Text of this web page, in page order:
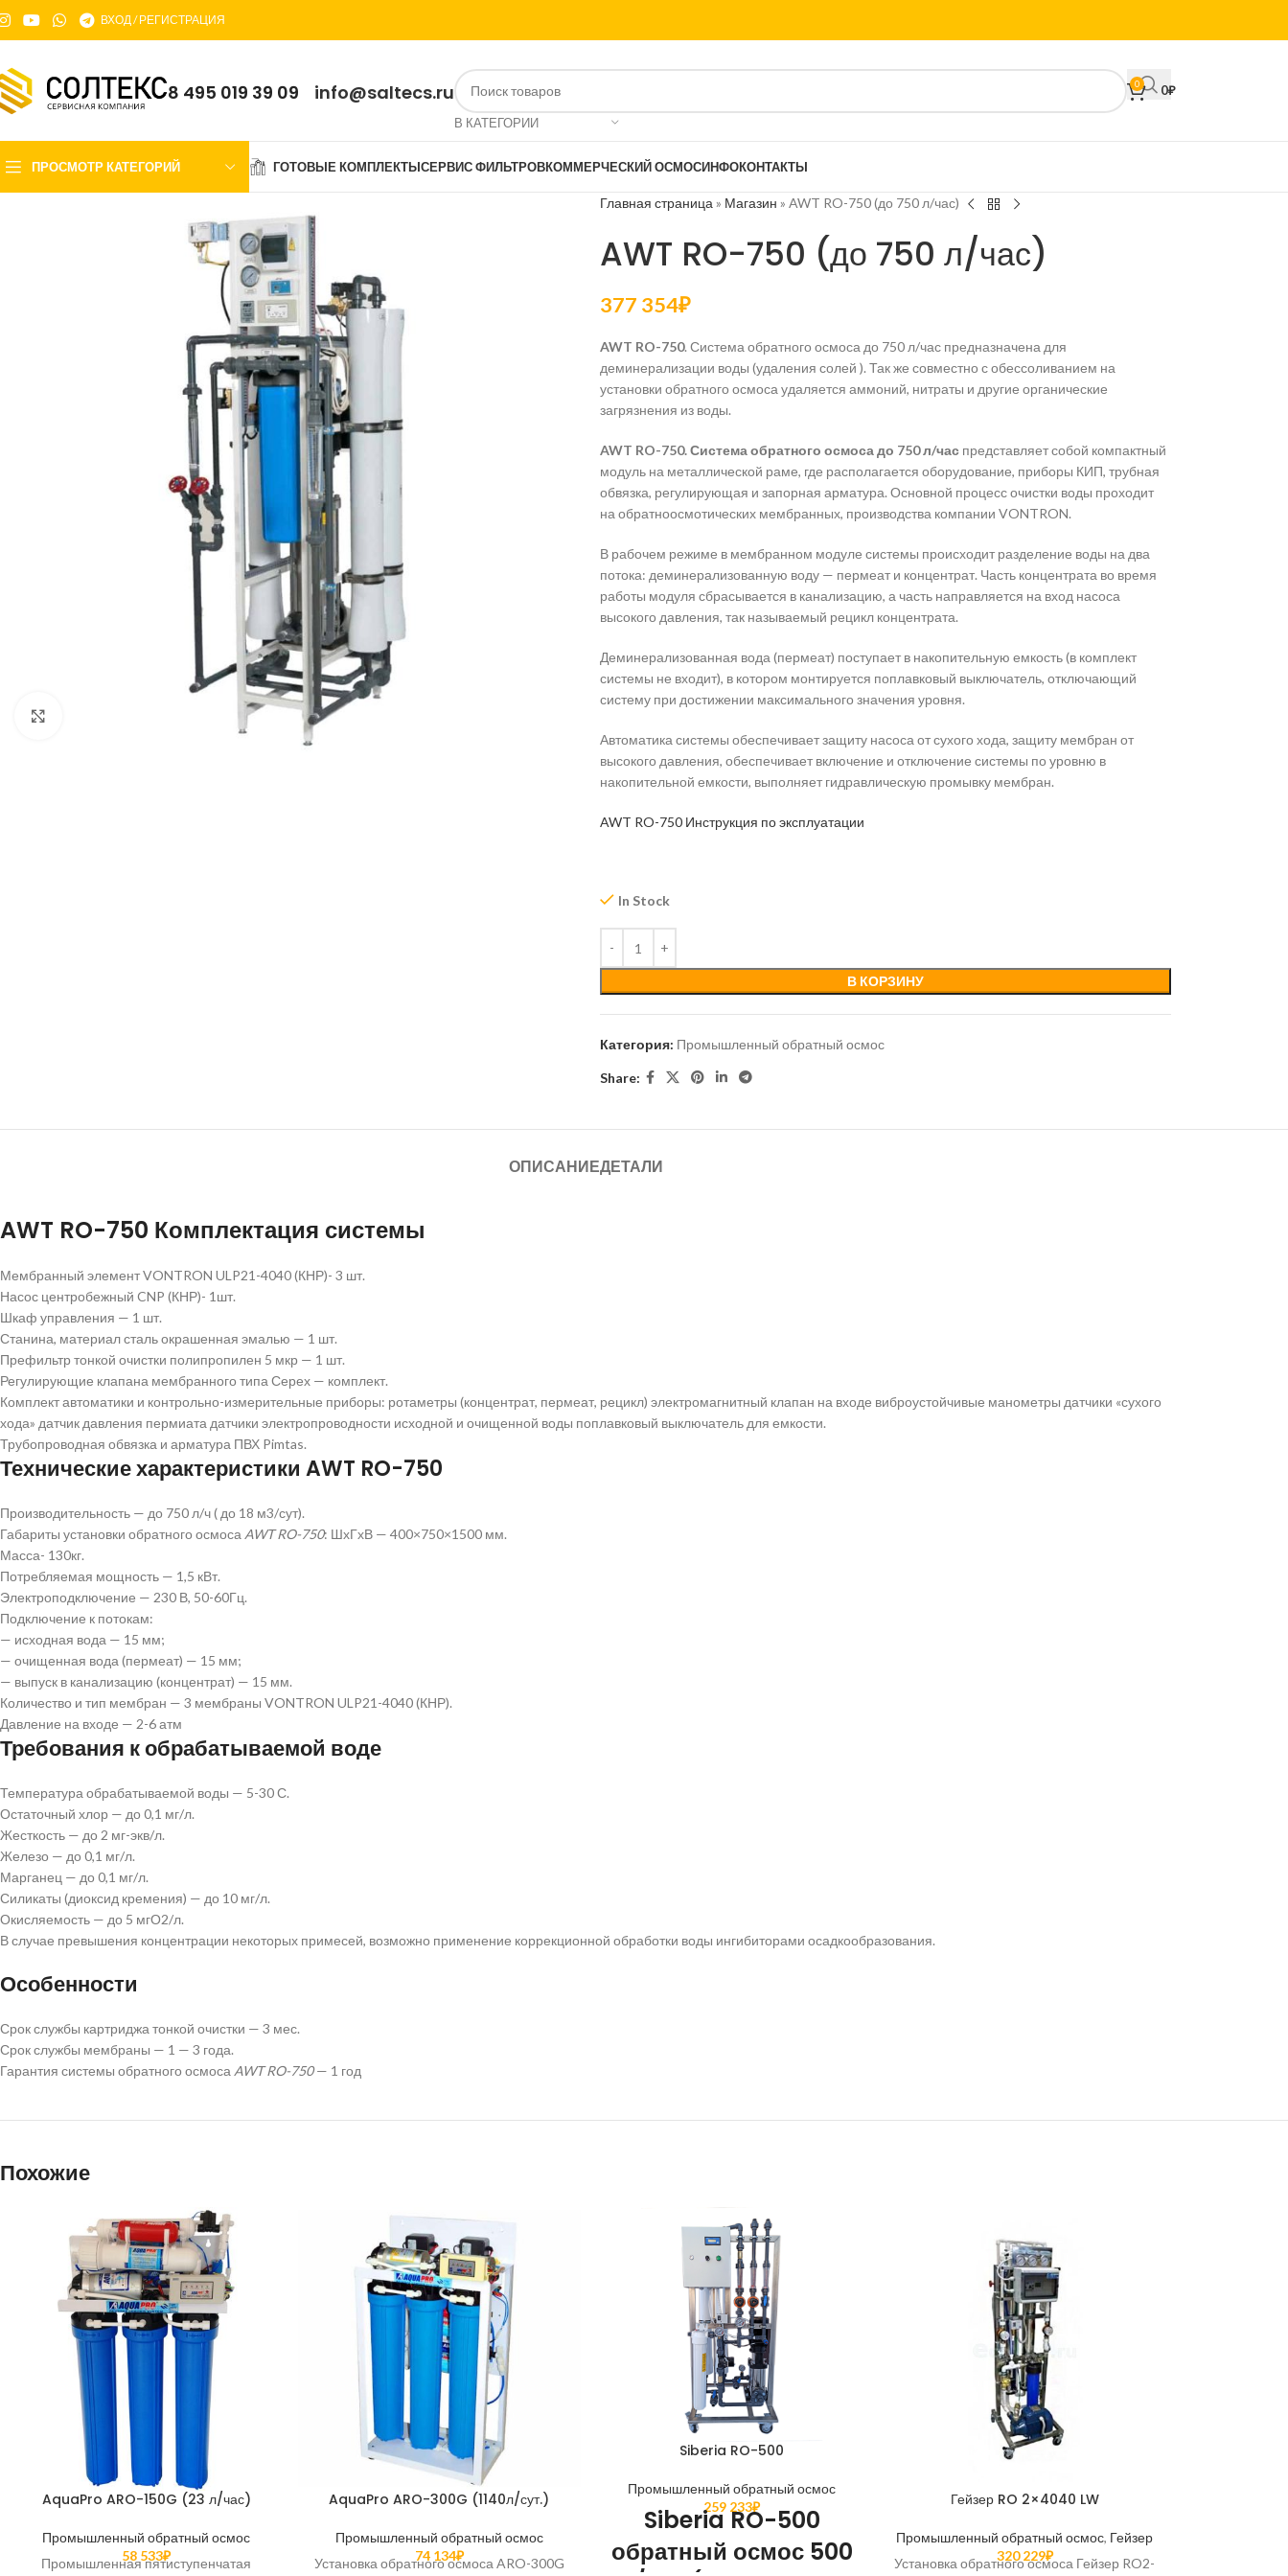
ВХОД / РЕГИСТРАЦИЯ
8 495 019 39 09 info@saltecs.ru
В КАТЕГОРИИ
0 0₽
ПРОСМОТР КАТЕГОРИЙ ГОТОВЫЕ КОМПЛЕКТЫСЕРВИС ФИЛЬТРОВКОММЕРЧЕСКИЙ ОСМОСИНФОКОНТАКТЫ
Главная страница » Магазин » AWT RO-750 (до 750 л/час)
AWT RO-750 (до 750 л/час)
377 354₽
AWT RO-750. Система обратного осмоса до 750 л/час предназначена для
деминерализации воды (удаления солей ). Так же совместно с обессоливанием на
установки обратного осмоса удаляется аммоний, нитраты и другие органические
загрязнения из воды.
AWT RO-750. Система обратного осмоса до 750 л/часпредставляет собой компактный
модуль на металлической раме, где располагается оборудование, приборы КИП, трубная
обвязка, регулирующая и запорная арматура. Основной процесс очистки воды проходит
на обратноосмотических мембранных, производства компании VONTRON.
В рабочем режиме в мембранном модуле системы происходит разделение воды на два
потока: деминерализованную воду — пермеат и концентрат. Часть концентрата во время
работы модуля сбрасывается в канализацию, а часть направляется на вход насоса
высокого давления, так называемый рецикл концентрата.
Деминерализованная вода (пермеат) поступает в накопительную емкость (в комплект
системы не входит), в котором монтируется поплавковый выключатель, отключающий
систему при достижении максимального значения уровня.
Автоматика системы обеспечивает защиту насоса от сухого хода, защиту мембран от
высокого давления, обеспечивает включение и отключение системы по уровню в
накопительной емкости, выполняет гидравлическую промывку мембран.
AWT RO-750 Инструкция по эксплуатации
In Stock
В КОРЗИНУ
Категория: Промышленный обратный осмос
Share:
ОПИСАНИЕДЕТАЛИ
AWT RO-750 Комплектация системы
Мембранный элемент VONTRON ULP21-4040 (КНР)- 3 шт.
Насос центробежный CNP (КНР)- 1шт.
Шкаф управления — 1 шт.
Станина, материал сталь окрашенная эмалью — 1 шт.
Префильтр тонкой очистки полипропилен 5 мкр — 1 шт.
Регулирующие клапана мембранного типа Серех — комплект.
Комплект автоматики и контрольно-измерительные приборы: ротаметры (концентрат, пермеат, рецикл) электромагнитный клапан на входе виброустойчивые манометры датчики «сухого
хода» датчик давления пермиата датчики электропроводности исходной и очищенной воды поплавковый выключатель для емкости.
Трубопроводная обвязка и арматура ПВХ Pimtas.
Технические характеристики AWT RO-750
Производительность — до 750 л/ч ( до 18 м3/сут).
Габариты установки обратного осмоса AWT RO-750: ШхГхВ — 400×750×1500 мм.
Масса- 130кг.
Потребляемая мощность — 1,5 кВт.
Электроподключение — 230 В, 50-60Гц.
Подключение к потокам:
— исходная вода — 15 мм;
— очищенная вода (пермеат) — 15 мм;
— выпуск в канализацию (концентрат) — 15 мм.
Количество и тип мембран — 3 мембраны VONTRON ULP21-4040 (КНР).
Давление на входе — 2-6 атм
Требования к обрабатываемой воде
Температура обрабатываемой воды — 5-30 С.
Остаточный хлор — до 0,1 мг/л.
Жесткость — до 2 мг-экв/л.
Железо — до 0,1 мг/л.
Марганец — до 0,1 мг/л.
Силикаты (диоксид кремения) — до 10 мг/л.
Окисляемость — до 5 мгО2/л.
В случае превышения концентрации некоторых примесей, возможно применение коррекционной обработки воды ингибиторами осадкообразования.
Особенности
Срок службы картриджа тонкой очистки — 3 мес.
Срок службы мембраны — 1 — 3 года.
Гарантия системы обратного осмоса AWT RO-750— 1 год
Похожие
AquaPro ARO-150G (23 л/час)
Промышленный обратный осмос
58 533₽
Промышленная пятиступенчатая
AquaPro ARO-300G (1140л/сут.)
Промышленный обратный осмос
74 134₽
Установка обратного осмоса ARO-300G
Siberia RO-500
Промышленный обратный осмос
259 233₽
Siberia RO-500
обратный осмос 500
Гейзер RO 2×4040 LW
Промышленный обратный осмос, Гейзер
320 229₽
Установка обратного осмоса Гейзер RO2-